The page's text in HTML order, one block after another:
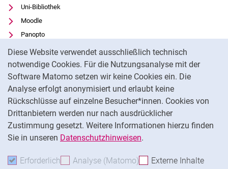
Diese Website verwendet ausschließlich technisch
notwendige Cookies. Für die Nutzungsanalyse mit der
Software Matomo setzen wir keine Cookies ein. Die
Analyse erfolgt anonymisiert und erlaubt keine
Rückschlüsse auf einzelne Besucher*innen. Cookies von
Drittanbietern werden nur nach ausdrücklicher
Zustimmung gesetzt. Weitere Informationen hierzu finden
Sie in unseren Datenschutzhinweisen.
Erforderlich Erforderliche Cookies akzeptieren
Analyse (Matomo) Analyse-Cookies
Externe Inhalte
Uni-Bibliothek
Moodle
Panopto
Datenschutz
Barrierefreiheit
Transparenter KI-Einsatz
Impressum
Externer Link: Universität Kassel auf
Facebook(öffnet neues Fenster)
Externer Link: Universität Kassel auf
Instagram (öffnet neues Fenster)